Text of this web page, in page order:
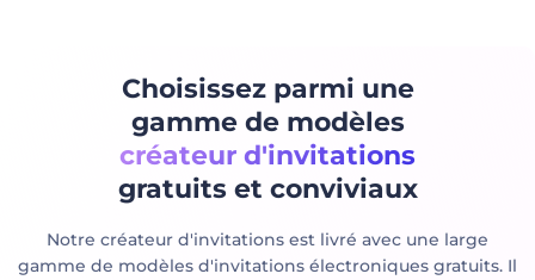
Choisissez parmi une
gamme de modèles
créateur d'invitations
gratuits et conviviaux
Notre créateur d'invitations est livré avec une large
gamme de modèles d'invitations électroniques gratuits. Il